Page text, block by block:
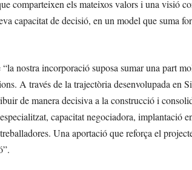
comparteixen els mateixos valors i una visió
capacitat de decisió, en un model que suma
nostra incorporació suposa sumar una part
A través de la trajectòria desenvolupada en
de manera decisiva a la construcció i
capacitat negociadora, implantació
Una aportació que reforça el